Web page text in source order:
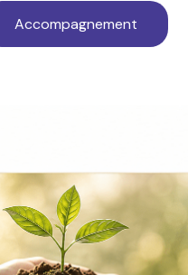
Accompagnement